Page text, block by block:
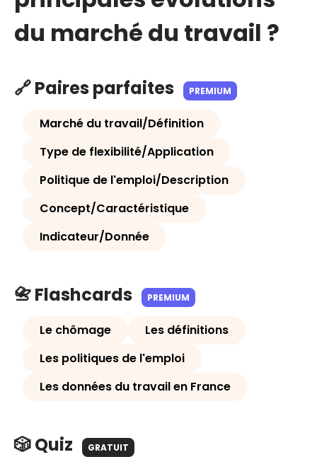
du marché du travail ?
🔗 Paires parfaites PREMIUM
Marché du travail/Définition
Type de flexibilité/Application
Politique de l'emploi/Description
Concept/Caractéristique
Indicateur/Donnée
📇 Flashcards PREMIUM
Le chômage
Les définitions
Les politiques de l'emploi
Les données du travail en France
🎲 Quiz GRATUIT